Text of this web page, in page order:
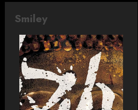
Smiley